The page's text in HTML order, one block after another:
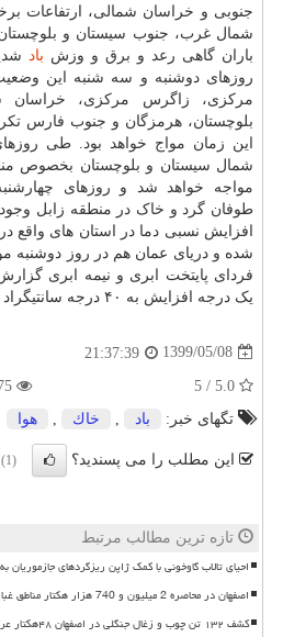
جنوبی و خراسان شمالی، ارتفاعات
شمال غرب، جنوب سیستان و بلوچستان
باران گاهی رعد و برق و وزش باد
روزهای دوشنبه و سه شنبه این
مرکزی، زاگرس مرکزی، خراسان
بلوچستان، هرمزگان و جنوب فارس
این زمان مواج خواهد بود. طی
شمال سیستان و بلوچستان بخصوص
مواجه خواهد شد و روزهای
طوفان گرد و خاک در منطقه زابل وجود
افزایش نسبی دما در استان های واقع
شده و دریای عمان هم در روز دوشنبه
فردای پایتخت ابری و نیمه ابری
یک درجه افزایش به ۴۰ درجه سانتیگراد خواهد رسید.
1399/05/08
21:37:39
تگهای خبر:
باد , خاك , هوا
این مطلب را می پسندید؟ (1)
تازه ترین مطالب مرتبط
احیای تالاب گاوخونی با کمک ژاپن ریزگردهای جازموریان
اصفهان در محاصره 2 میلیون و 740 هزار هکتار مناطق غبارخیز است
کشف ۱۳۲ تن چوب و زغال جنگلی در اصفهان ۴۸هکتار عرصه طبیعی رفع تصرف شد